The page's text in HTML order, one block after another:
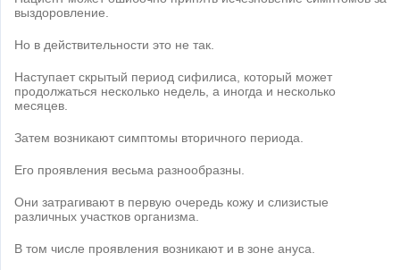
выздоровление.
Но в действительности это не так.
Наступает скрытый период сифилиса, который может
продолжаться несколько недель, а иногда и несколько
месяцев.
Затем возникают симптомы вторичного периода.
Его проявления весьма разнообразны.
Они затрагивают в первую очередь кожу и слизистые
различных участков организма.
В том числе проявления возникают и в зоне ануса.